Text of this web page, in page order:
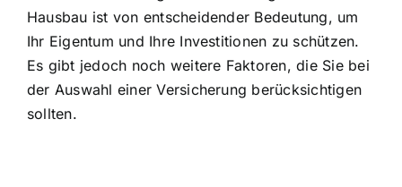
Hausbau ist von entscheidender Bedeutung, um
Ihr Eigentum und Ihre Investitionen zu schützen.
Es gibt jedoch noch weitere Faktoren, die Sie bei
der Auswahl einer Versicherung berücksichtigen
sollten.